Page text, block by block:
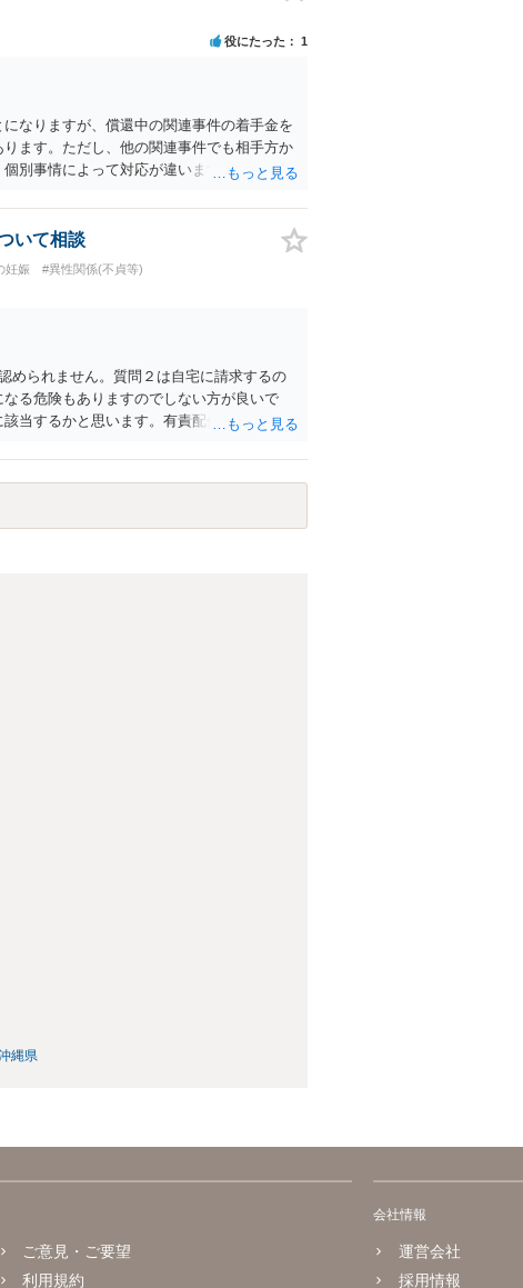
ます。 ③行政書士に委任をしているのであ
との協議になると思います。請求するか，
めているのか，それさえも否定しているの
交類似行為を認めているにもかかわらず支
す。）への対応ではあまり変わらないよう
に思いますが，ゼロかどうかの観点であれ
，お近くの弁護士に相談して進めることを
役にたった 1
なりますが、償還中の関連事件の着手金を
ます。ただし、他の関連事件でも相手方か
別事情によって対応が違いますので、法テ
いて相談
妊娠 #異性関係(不貞等)
められません。質問２は自宅に請求するの
る危険もありますのでしない方が良いで
当するかと思います。有責配偶者ですので
で強制することはできません。質問６は可
撮影の腕組み写真、夫の自白録音まである
縄県
ご意見・ご要望
利用規約
会社情報
運営会社
採用情報